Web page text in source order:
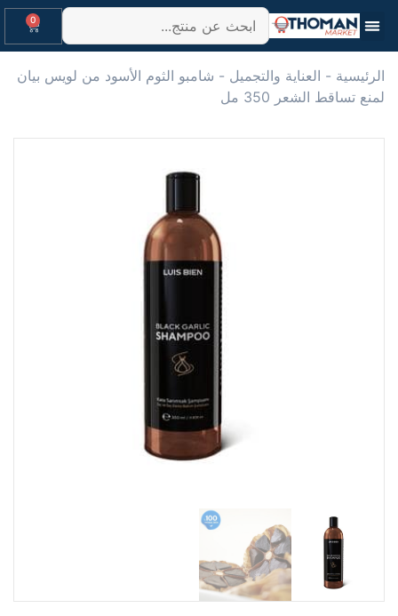
0
الرئيسية - العناية والتجميل - شامبو الثوم الأسود من لويس بيان
لمنع تساقط الشعر 350 مل